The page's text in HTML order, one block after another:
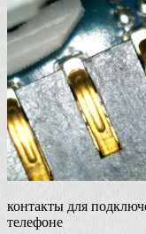
контакты для
телефоне